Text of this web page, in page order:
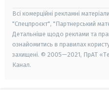
Всі комерційні рекламні
"Спецпроєкт", "Партнерський
Детальніше щодо реклами та
ознайомитись в правилах
захищені. © 2005—2021, ПрАТ
Канал.